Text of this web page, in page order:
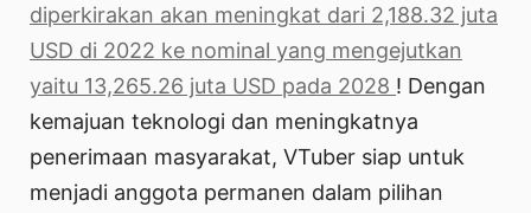
diperkirakan akan meningkat dari 2,188.32 juta
USD di 2022 ke nominal yang mengejutkan
yaitu 13,265.26 juta USD pada 2028 ! Dengan
kemajuan teknologi dan meningkatnya
penerimaan masyarakat, VTuber siap untuk
menjadi anggota permanen dalam pilihan